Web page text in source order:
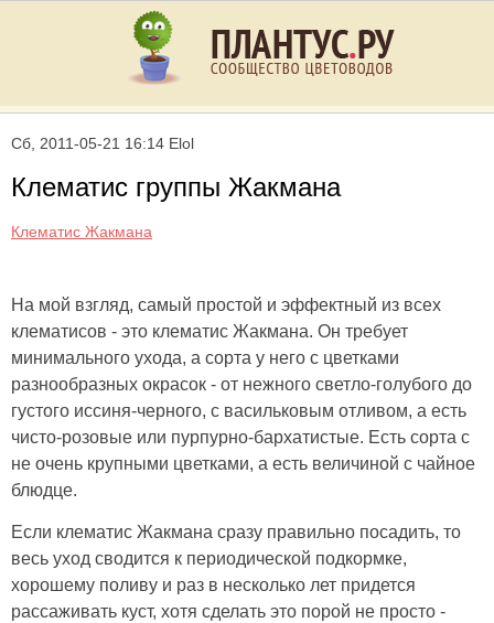
Сб, 2011-05-21 16:14 Elol
Клематис группы Жакмана
Клематис Жакмана
На мой взгляд, самый простой и эффектный из всех
клематисов - это клематис Жакмана. Он требует
минимального ухода, а сорта у него с цветками
разнообразных окрасок - от нежного светло-голубого до
густого иссиня-черного, с васильковым отливом, а есть
чисто-розовые или пурпурно-бархатистые. Есть сорта с
не очень крупными цветками, а есть величиной с чайное
блюдце.
Если клематис Жакмана сразу правильно посадить, то
весь уход сводится к периодической подкормке,
хорошему поливу и раз в несколько лет придется
рассаживать куст, хотя сделать это порой не просто -